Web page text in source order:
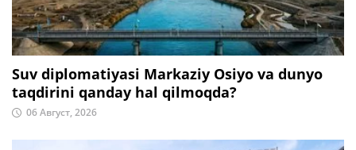
Suv diplomatiyasi Markaziy Osiyo va dunyo
taqdirini qanday hal qilmoqda?
06 Август, 2026